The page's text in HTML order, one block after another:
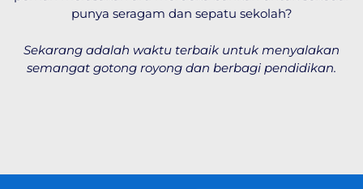
punya seragam dan sepatu sekolah?
Sekarang adalah waktu terbaik untuk menyalakan
semangat gotong royong dan berbagi pendidikan.